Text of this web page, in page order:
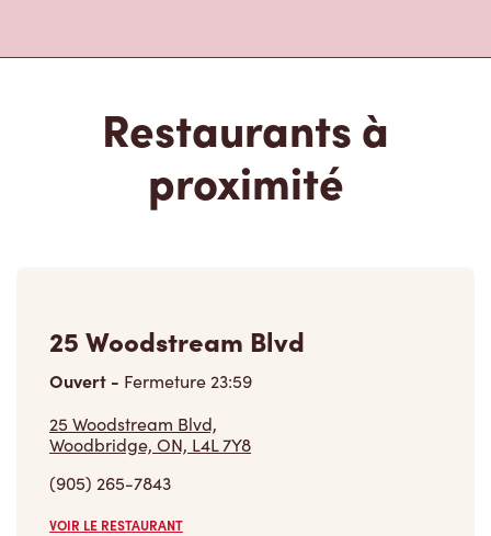
Restaurants à
proximité
25 Woodstream Blvd
Ouvert - Fermeture23:59
25 Woodstream Blvd,
Woodbridge, ON, L4L 7Y8
(905) 265-7843
VOIR LE RESTAURANT